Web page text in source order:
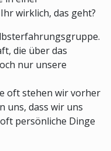
wirklich, das geht?
die über das
nur unsere
oft stehen wir vorher
uns, dass wir uns
persönliche Dinge